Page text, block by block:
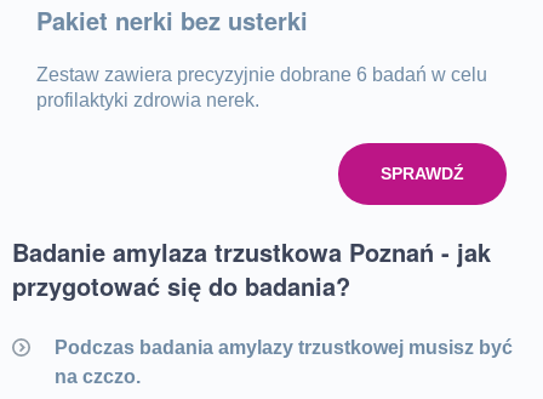
Pakiet nerki bez usterki
Zestaw zawiera precyzyjnie dobrane 6 badań w celu
profilaktyki zdrowia nerek.
SPRAWDŹ
Badanie amylaza trzustkowa Poznań - jak
przygotować się do badania?
Podczas badania amylazy trzustkowej musisz być
na czczo.